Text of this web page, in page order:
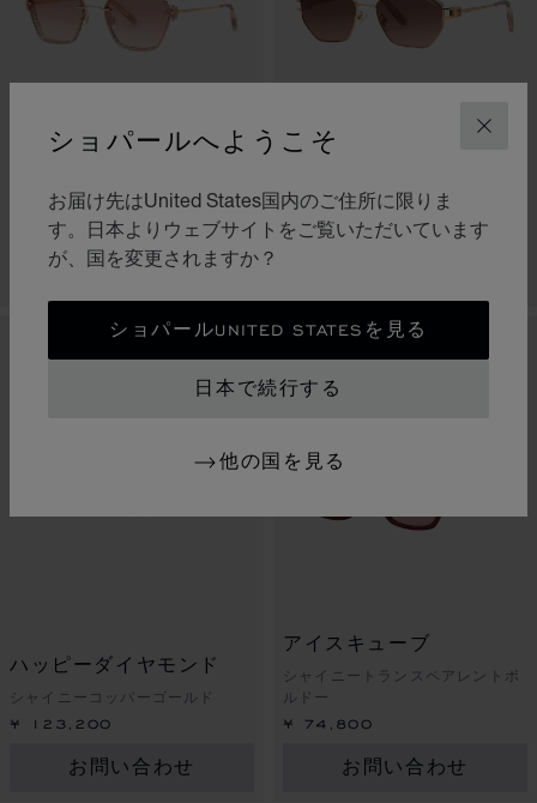
閉じる
ショパールへようこそ
お届け先はUnited States国内のご住所に限りま
す。日本よりウェブサイトをご覧いただいています
が、国を変更されますか？
ショパールUNITED STATESを見る
日本で続行する
他の国を見る
シャイニー コッパーゴールド
¥ 352,000
お問い合わせ
シャイニーローズゴールド
¥ 118,800
ハッピーダイヤモンド
シャイニーコッパーゴールド
¥ 123,200
お問い合わせ
アイスキューブ
シャイニートランスペアレントボ
ルドー
¥ 74,800
お問い合わせ